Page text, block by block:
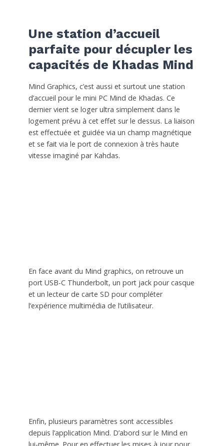
Une station d’accueil
parfaite pour décupler les
capacités de Khadas Mind
Mind Graphics, c’est aussi et surtout une station
d’accueil pour le mini PC Mind de Khadas. Ce
dernier vient se loger ultra simplement dans le
logement prévu à cet effet sur le dessus. La liaison
est effectuée et guidée via un champ magnétique
et se fait via le port de connexion à très haute
vitesse imaginé par Kahdas.
En face avant du Mind graphics, on retrouve un
port USB-C Thunderbolt, un port jack pour casque
et un lecteur de carte SD pour compléter
l’expérience multimédia de l’utilisateur.
Enfin, plusieurs paramètres sont accessibles
depuis l’application Mind. D’abord sur le Mind en